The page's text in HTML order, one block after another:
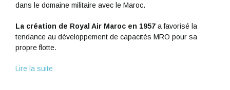
dans le domaine militaire avec le Maroc.
La création de Royal Air Maroc en 1957a favorisé la
tendance au développement de capacités MRO pour sa
propre flotte.
Lire la suite